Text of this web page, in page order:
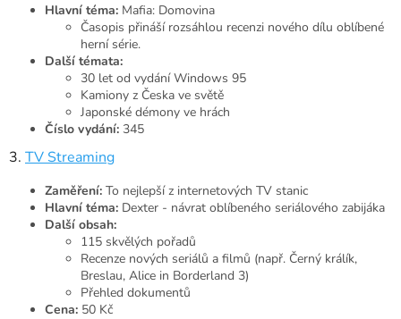
Hlavní téma: Mafia: Domovina
Časopis přináší rozsáhlou recenzi nového dílu oblíbené
herní série.
Další témata:
30 let od vydání Windows 95
Kamiony z Česka ve světě
Japonské démony ve hrách
Číslo vydání: 345
3. TV Streaming
Zaměření: To nejlepší z internetových TV stanic
Hlavní téma: Dexter - návrat oblíbeného seriálového zabijáka
Další obsah:
115 skvělých pořadů
Recenze nových seriálů a filmů (např. Černý králík,
Breslau, Alice in Borderland 3)
Přehled dokumentů
Cena: 50 Kč